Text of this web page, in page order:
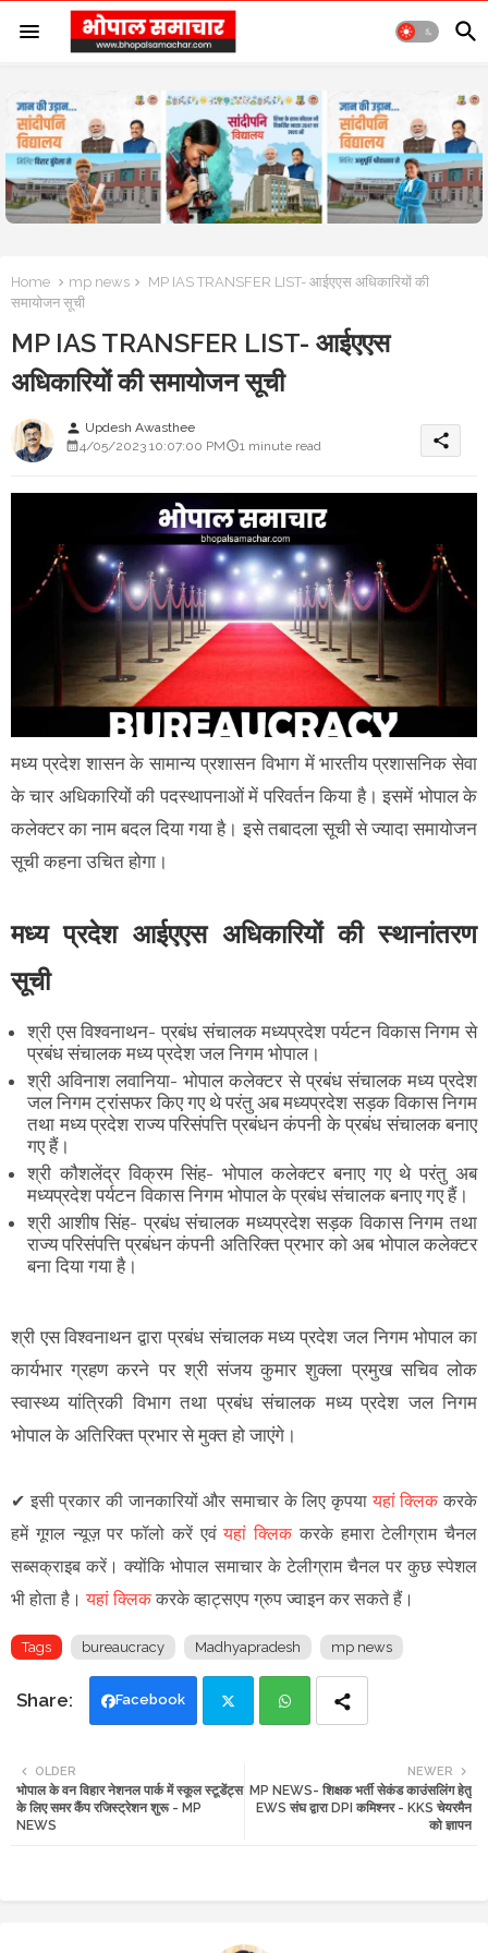
Home mp news
MP IAS TRANSFER LIST- आईएएस अधिकारियों की
समायोजन सूची
MP IAS TRANSFER LIST- आईएएस
अधिकारियों की समायोजन सूची
person Updesh Awasthee
4/05/2023 10:07:00 PM
1 minute read share
मध्य प्रदेश शासन के सामान्य प्रशासन विभाग में भारतीय प्रशासनिक सेवा
के चार अधिकारियों की पदस्थापनाओं में परिवर्तन किया है। इसमें भोपाल के
कलेक्टर का नाम बदल दिया गया है। इसे तबादला सूची से ज्यादा समायोजन
सूची कहना उचित होगा।
मध्य प्रदेश आईएएस अधिकारियों की स्थानांतरण
सूची
श्री एस विश्वनाथन- प्रबंध संचालक मध्यप्रदेश पर्यटन विकास निगम से
प्रबंध संचालक मध्य प्रदेश जल निगम भोपाल।
श्री अविनाश लवानिया- भोपाल कलेक्टर से प्रबंध संचालक मध्य प्रदेश
जल निगम ट्रांसफर किए गए थे परंतु अब मध्यप्रदेश सड़क विकास निगम
तथा मध्य प्रदेश राज्य परिसंपत्ति प्रबंधन कंपनी के प्रबंध संचालक बनाए
गए हैं।
श्री कौशलेंद्र विक्रम सिंह- भोपाल कलेक्टर बनाए गए थे परंतु अब
मध्यप्रदेश पर्यटन विकास निगम भोपाल के प्रबंध संचालक बनाए गए हैं।
श्री आशीष सिंह- प्रबंध संचालक मध्यप्रदेश सड़क विकास निगम तथा
राज्य परिसंपत्ति प्रबंधन कंपनी अतिरिक्त प्रभार को अब भोपाल कलेक्टर
बना दिया गया है।
श्री एस विश्वनाथन द्वारा प्रबंध संचालक मध्य प्रदेश जल निगम भोपाल का
कार्यभार ग्रहण करने पर श्री संजय कुमार शुक्ला प्रमुख सचिव लोक
स्वास्थ्य यांत्रिकी विभाग तथा प्रबंध संचालक मध्य प्रदेश जल निगम
भोपाल के अतिरिक्त प्रभार से मुक्त हो जाएंगे।
✔ इसी प्रकार की जानकारियों और समाचार के लिए कृपयायहां क्लिक करके
हमें गूगल न्यूज़ पर फॉलो करें एवंयहां क्लिक करके हमारा टेलीग्राम चैनल
सब्सक्राइब करें। क्योंकि भोपाल समाचार के टेलीग्राम चैनल पर कुछ स्पेशल
भी होता है।यहां क्लिककरके व्हाट्सएप ग्रुप ज्वाइन कर सकते हैं।
Tags bureaucracy Madhyapradesh mp news
Facebook
tte ats
NEWER
MP NEWS- शिक्षक भर्ती सेकंड काउंसलिंग हेतु
EWS संघ द्वारा DPI कमिश्नर - KKS चेयरमैन
को ज्ञापन
OLDER
भोपाल के वन विहार नेशनल पार्क में स्कूल स्टूडेंट्स
के लिए समर कैंप रजिस्ट्रेशन शुरू - MP
NEWS